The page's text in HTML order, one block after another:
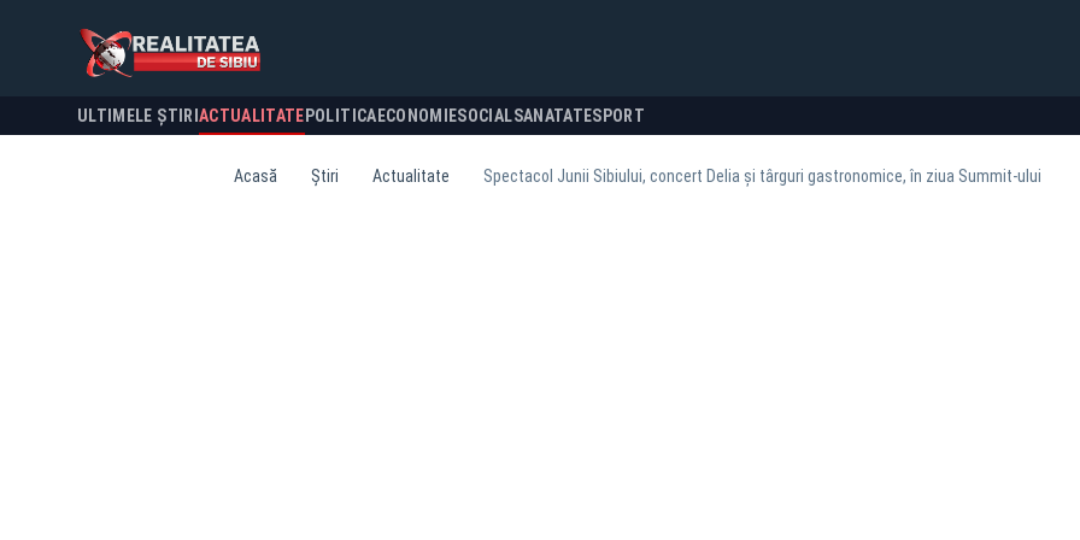
ULTIMELE ȘTIRI ACTUALITATE POLITICA ECONOMIESOCIALSANATATESPORT
Acasă Știri Actualitate Spectacol Junii Sibiului, concert Delia și târguri gastronomice, în ziua Summit-ului